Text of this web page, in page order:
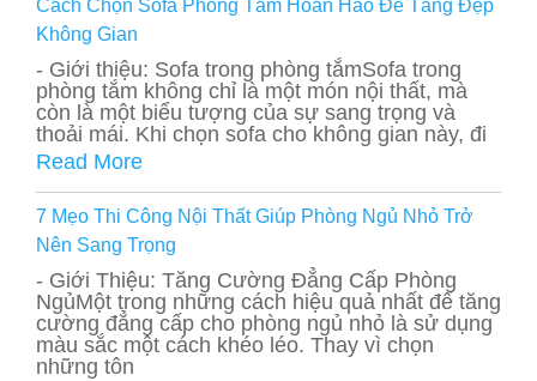
Cách Chọn Sofa Phòng Tắm Hoàn Hảo Để Tăng Đẹp
Không Gian
- Giới thiệu: Sofa trong phòng tắmSofa trong
phòng tắm không chỉ là một món nội thất, mà
còn là một biểu tượng của sự sang trọng và
thoải mái. Khi chọn sofa cho không gian này, đi
Read More
7 Mẹo Thi Công Nội Thất Giúp Phòng Ngủ Nhỏ Trở
Nên Sang Trọng
- Giới Thiệu: Tăng Cường Đẳng Cấp Phòng
NgủMột trong những cách hiệu quả nhất để tăng
cường đẳng cấp cho phòng ngủ nhỏ là sử dụng
màu sắc một cách khéo léo. Thay vì chọn
những tôn